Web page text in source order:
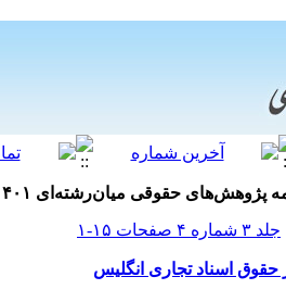
جلد ۳ شماره ۴ صفحات ۱۵-۱
حقوق اسناد تجاری انگلیس